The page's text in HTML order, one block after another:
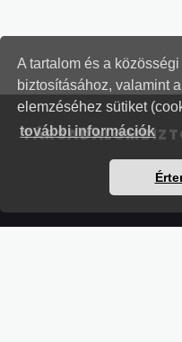
A tartalom és a
biztosításához, valamint
elemzéséhez sütiket
további információk